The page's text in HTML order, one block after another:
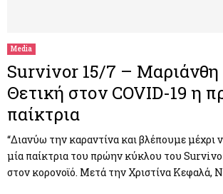
Media
Survivor 15/7 – Μαριάνθη
Θετική στον COVID-19 η
παίκτρια
“Διανύω την καραντίνα και βλέπουμε μέχρι
μία παίκτρια του πρώην κύκλου του
στον κορονοϊό. Μετά την Χριστίνα Κεφαλά,